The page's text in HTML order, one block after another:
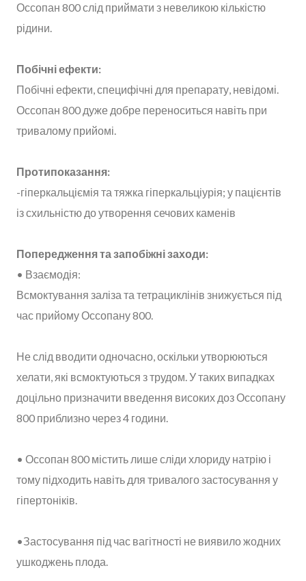
Оссопан 800 слід приймати з невеликою кількістю
рідини.
Побічні ефекти:
Побічні ефекти, специфічні для препарату, невідомі.
Оссопан 800 дуже добре переноситься навіть при
тривалому прийомі.
Протипоказання:
-гіперкальціємія та тяжка гіперкальціурія; у пацієнтів
із схильністю до утворення сечових каменів
Попередження та запобіжні заходи:
• Взаємодія:
Всмоктування заліза та тетрациклінів знижується під
час прийому Оссопану 800.
Не слід вводити одночасно, оскільки утворюються
хелати, які всмоктуються з трудом. У таких випадках
доцільно призначити введення високих доз Оссопану
800 приблизно через 4 години.
• Оссопан 800 містить лише сліди хлориду натрію і
тому підходить навіть для тривалого застосування у
гіпертоніків.
•Застосування під час вагітності не виявило жодних
ушкоджень плода.